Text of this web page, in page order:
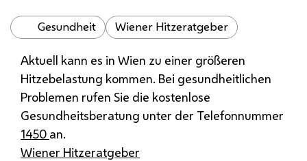
Gesundheit Wiener Hitzeratgeber
Aktuell kann es in Wien zu einer größeren
Hitzebelastung kommen. Bei gesundheitlichen
Problemen rufen Sie die kostenlose
Gesundheitsberatung unter der Telefonnummer
1450 an.
Wiener Hitzeratgeber